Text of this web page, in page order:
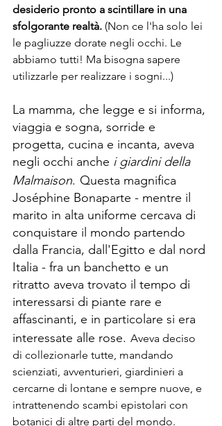
desiderio pronto a scintillare in una
sfolgorante realtà. (Non ce l'ha solo lei
le pagliuzze dorate negli occhi. Le
abbiamo tutti! Ma bisogna sapere
utilizzarle per realizzare i sogni...)
La mamma, che legge e si informa,
viaggia e sogna, sorride e
progetta, cucina e incanta, aveva
negli occhi anche i giardini della
Malmaison. Questa magnifica
Joséphine Bonaparte - mentre il
marito in alta uniforme cercava di
conquistare il mondo partendo
dalla Francia, dall'Egitto e dal nord
Italia - fra un banchetto e un
ritratto aveva trovato il tempo di
interessarsi di piante rare e
affascinanti, e in particolare si era
interessate alle rose. Aveva deciso
di collezionarle tutte, mandando
scienziati, avventurieri, giardinieri a
cercarne di lontane e sempre nuove, e
intrattenendo scambi epistolari con
botanici di altre parti del mondo.